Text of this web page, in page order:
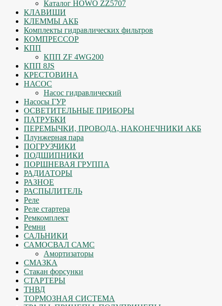
Каталог HOWO ZZ5707
КЛАВИШИ
КЛЕММЫ АКБ
Комплекты гидравлических фильтров
КОМПРЕССОР
КПП
КПП ZF 4WG200
КПП 8JS
КРЕСТОВИНА
НАСОС
Насос гидравлический
Насосы ГУР
ОСВЕТИТЕЛЬНЫЕ ПРИБОРЫ
ПАТРУБКИ
ПЕРЕМЫЧКИ, ПРОВОДА, НАКОНЕЧНИКИ АКБ
Плунжерная пара
ПОГРУЗЧИКИ
ПОДШИПНИКИ
ПОРШНЕВАЯ ГРУППА
РАДИАТОРЫ
РАЗНОЕ
РАСПЫЛИТЕЛЬ
Реле
Реле стартера
Ремкомплект
Ремни
САЛЬНИКИ
САМОСВАЛ САМС
Амортизаторы
СМАЗКА
Стакан форсунки
СТАРТЕРЫ
ТНВД
ТОРМОЗНАЯ СИСТЕМА